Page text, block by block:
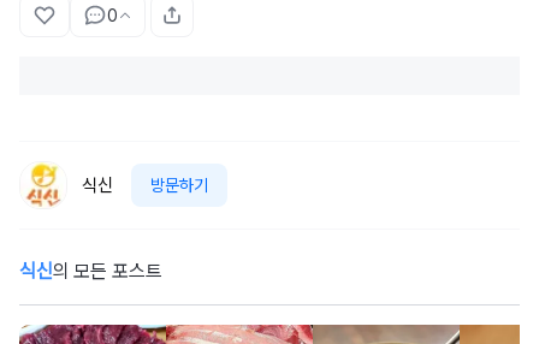
0
식신 방문하기
식신의 모든 포스트